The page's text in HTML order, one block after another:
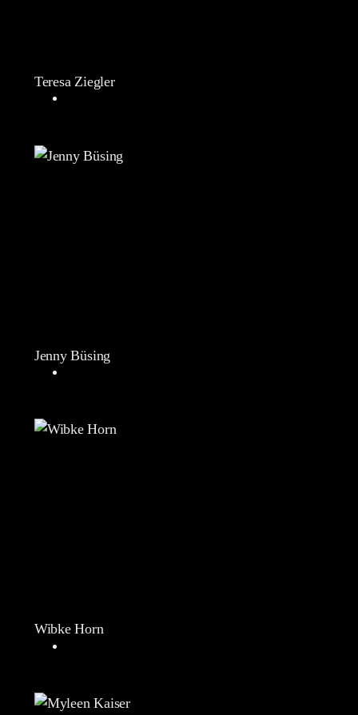
Teresa Ziegler
Jenny Büsing
Wibke Horn